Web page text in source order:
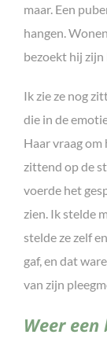
maar. Een
hangen.
bezoekt hij zijn
Ik zie ze nog
die in de
Haar vraag
zittend op de
voerde het
zien. Ik stelde
stelde ze zelf
gaf, en dat
van zijn
Weer